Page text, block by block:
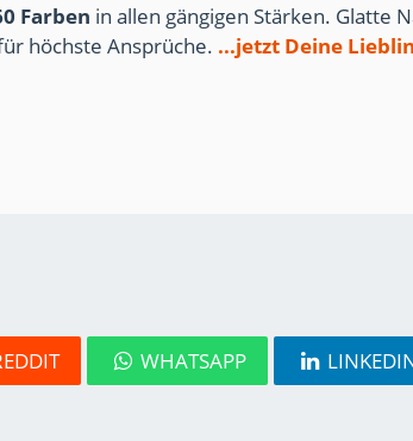
Farben in allen gängigen Stärken. Glatte
höchste Ansprüche. ...jetzt Deine
WHATSAPP